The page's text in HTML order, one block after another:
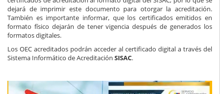
dejará de imprimir este documento para otorgar la acreditación.
También es importante informar, que los certificados emitidos en
formato físico dejarán de tener vigencia después de generados los
formatos digitales.
Los OEC acreditados podrán acceder al certificado digital a través del
Sistema Informático de Acreditación SISAC.